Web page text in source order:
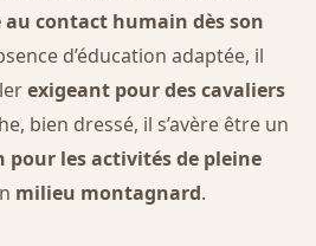
contact humain dès son
d’éducation adaptée, il
exigeant pour des cavaliers
bien dressé, il s’avère être un
pour les activités de pleine
milieu montagnard.